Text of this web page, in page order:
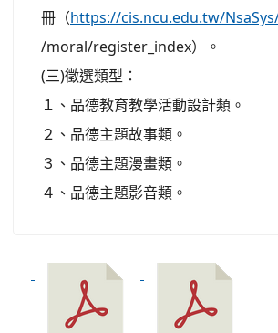
冊（https://cis.ncu.edu.tw/
/moral/register_index）。
(三)徵選類型：
１、品德教育教學活動設計類。
２、品德主題故事類。
３、品德主題漫畫類。
４、品德主題影音類。